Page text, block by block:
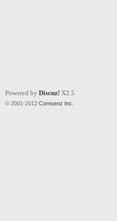
Powered by Discuz! X2.5
© 2001-2012 Comsenz Inc.